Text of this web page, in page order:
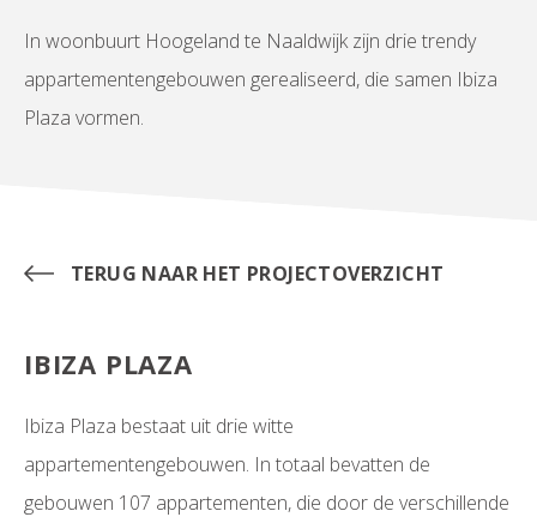
In woonbuurt Hoogeland te Naaldwijk zijn drie trendy
appartementengebouwen gerealiseerd, die samen Ibiza
Plaza vormen.
TERUG NAAR HET PROJECTOVERZICHT
IBIZA PLAZA
Ibiza Plaza bestaat uit drie witte
appartementengebouwen. In totaal bevatten de
gebouwen 107 appartementen, die door de verschillende